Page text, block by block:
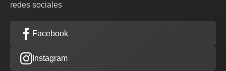
redes sociales
Facebook
Instagram